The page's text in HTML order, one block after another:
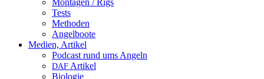
Montagen / Rigs
Tests
Methoden
Angelboote
Medien, Artikel
Podcast rund ums Angeln
DAF Artikel
Biologie